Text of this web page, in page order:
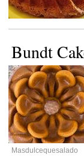
Bundt
Masdulcequesalado